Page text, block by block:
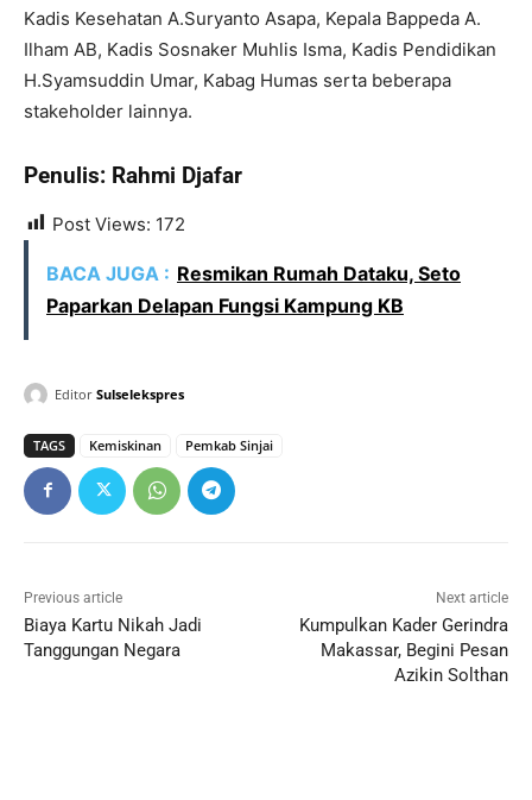
Kadis Kesehatan A.Suryanto Asapa, Kepala Bappeda A.
Ilham AB, Kadis Sosnaker Muhlis Isma, Kadis Pendidikan
H.Syamsuddin Umar, Kabag Humas serta beberapa
stakeholder lainnya.
Penulis: Rahmi Djafar
Post Views: 172
BACA JUGA : Resmikan Rumah Dataku, Seto
Paparkan Delapan Fungsi Kampung KB
Editor Sulselekspres
TAGS Kemiskinan Pemkab Sinjai
Previous article
Biaya Kartu Nikah Jadi
Tanggungan Negara
Next article
Kumpulkan Kader Gerindra
Makassar, Begini Pesan
Azikin Solthan